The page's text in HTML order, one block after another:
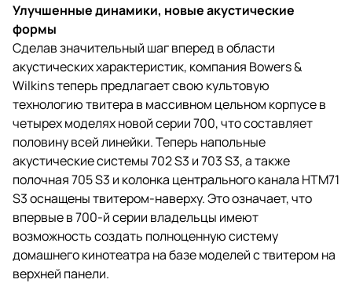
Улучшенные динамики, новые акустические
формы
Сделав значительный шаг вперед в области
акустических характеристик, компания Bowers &
Wilkins теперь предлагает свою культовую
технологию твитера в массивном цельном корпусе в
четырех моделях новой серии 700, что составляет
половину всей линейки. Теперь напольные
акустические системы 702 S3 и 703 S3, а также
полочная 705 S3 и колонка центрального канала HTM71
S3 оснащены твитером-наверху. Это означает, что
впервые в 700-й серии владельцы имеют
возможность создать полноценную систему
домашнего кинотеатра на базе моделей с твитером на
верхней панели.